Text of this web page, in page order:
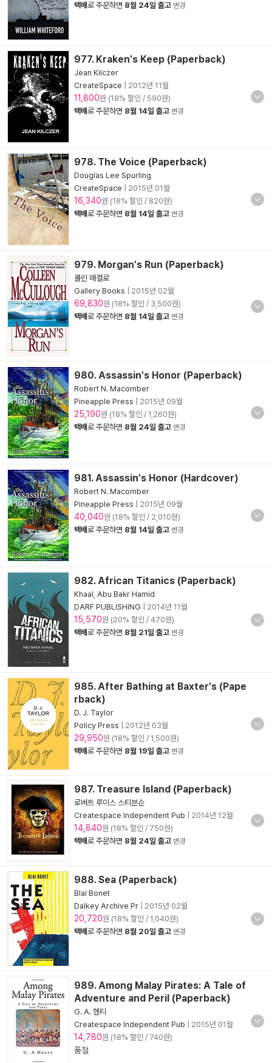
택배로 주문하면 8월 24일 출고 변경
977. Kraken's Keep (Paperback)
Jean Kilczer
CreateSpace
2012년 11월
11,800원 (18% 할인 / 590원)
택배로 주문하면 8월 14일 출고 변경
978. The Voice (Paperback)
Douglas Lee Spurling
CreateSpace
2015년 01월
16,340원 (18% 할인 / 820원)
택배로 주문하면 8월 14일 출고 변경
979. Morgan's Run (Paperback)
콜린 매컬로
Gallery Books
2015년 02월
69,830원 (18% 할인 / 3,500원)
택배로 주문하면 8월 14일 출고 변경
980. Assassin's Honor (Paperback)
Robert N. Macomber
Pineapple Press
2015년 09월
25,190원 (18% 할인 / 1,260원)
택배로 주문하면 8월 24일 출고 변경
981. Assassin's Honor (Hardcover)
Robert N. Macomber
Pineapple Press
2015년 09월
40,040원 (18% 할인 / 2,010원)
택배로 주문하면 8월 14일 출고 변경
982. African Titanics (Paperback)
Khaal, Abu Bakr Hamid
DARF PUBLISHING
2014년 11월
15,570원 (20% 할인 / 470원)
택배로 주문하면 8월 21일 출고 변경
985. After Bathing at Baxter's (Pape
rback)
D. J. Taylor
Policy Press
2012년 03월
29,950원 (18% 할인 / 1,500원)
택배로 주문하면 8월 19일 출고 변경
987. Treasure Island (Paperback)
로버트 루이스 스티븐슨
Createspace Independent Pub
2014년 12월
14,840원 (18% 할인 / 750원)
택배로 주문하면 8월 24일 출고 변경
988. Sea (Paperback)
Blai Bonet
Dalkey Archive Pr
2015년 02월
20,720원 (18% 할인 / 1,040원)
택배로 주문하면 8월 20일 출고 변경
989. Among Malay Pirates: A Tale of
Adventure and Peril (Paperback)
G. A. 헨티
Createspace Independent Pub
2015년 01월
14,780원 (18% 할인 / 740원)
품절